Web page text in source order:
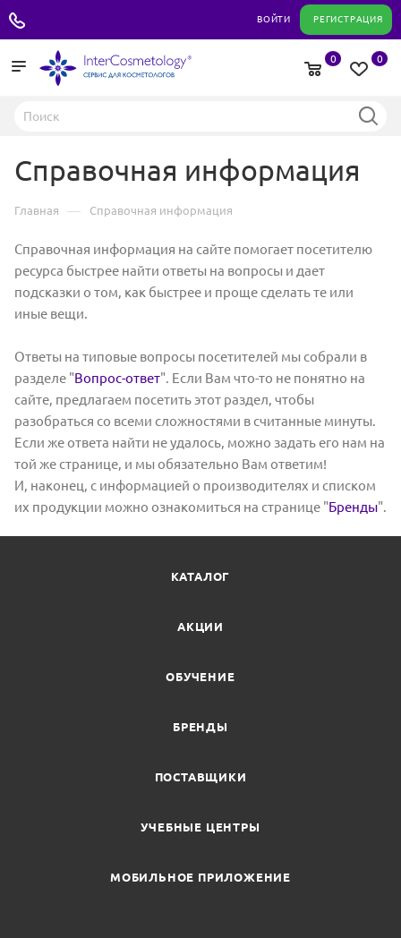
ВОЙТИ РЕГИСТРАЦИЯ
0
0
Справочная информация
Главная — Справочная информация
Справочная информация на сайте помогает посетителю
ресурса быстрее найти ответы на вопросы и дает
подсказки о том, как быстрее и проще сделать те или
иные вещи.
Ответы на типовые вопросы посетителей мы собрали в
разделе "Вопрос-ответ". Если Вам что-то не понятно на
сайте, предлагаем посетить этот раздел, чтобы
разобраться со всеми сложностями в считанные минуты.
Если же ответа найти не удалось, можно задать его нам на
той же странице, и мы обязательно Вам ответим!
И, наконец, с информацией о производителях и списком
их продукции можно ознакомиться на странице "Бренды".
КАТАЛОГ
АКЦИИ
ОБУЧЕНИЕ
БРЕНДЫ
ПОСТАВЩИКИ
УЧЕБНЫЕ ЦЕНТРЫ
МОБИЛЬНОЕ ПРИЛОЖЕНИЕ